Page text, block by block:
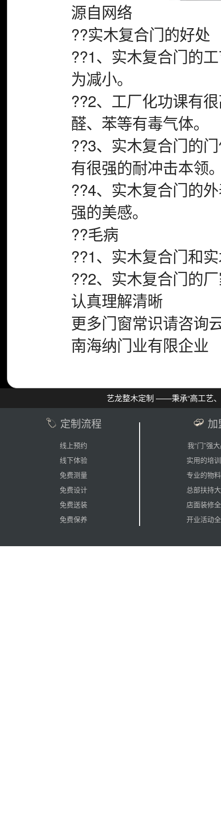
源自网络
??实木复合门的好处
??1、实木复合门的
为减小。
??2、工厂化功课有
醛、苯等有毒气体。
??3、实木复合门的
有很强的耐冲击本领
??4、实木复合门的
强的美感。
??毛病
??1、实木复合门和
??2、实木复合门的
认真理解清晰
更多门窗常识请咨询
南海纳门业有限企业
艺龙整木定制 ——秉承“高工艺
定制流程
线上预约
线下体验
免费测量
免费设计
免费送装
免费保养
我“门”强
实用的培
专业的物
总部扶持
店面装修
开业活动